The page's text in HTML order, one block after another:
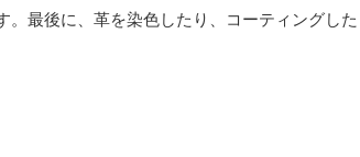
最後に、革を染色したり、コーティングした